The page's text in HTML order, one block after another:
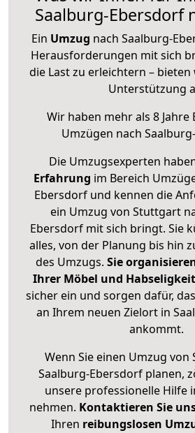
Saalburg-Ebersdorf
Ein Umzug nach Saalburg-
Herausforderungen mit sich
die Last zu erleichtern –
Unterstützung
Wir haben mehr als 8
Umzügen nach
Die Umzugsexperten
Erfahrung im Bereich
Ebersdorf und kennen die
ein Umzug von Stuttgart
Ebersdorf mit sich bringt. Sie
alles, von der Planung bis hin
des Umzugs. Sie
Ihrer Möbel und
sicher ein und sorgen dafür,
an Ihrem neuen Zielort in
ankommt.
Wenn Sie einen Umzug
Saalburg-Ebersdorf planen,
unsere professionelle Hilfe
nehmen. Kontaktieren Sie
Ihren reibungslosen